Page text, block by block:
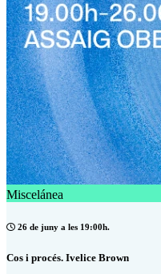
Miscelánea
26 de juny a les 19:00h.
Cos i procés. Ivelice Brown